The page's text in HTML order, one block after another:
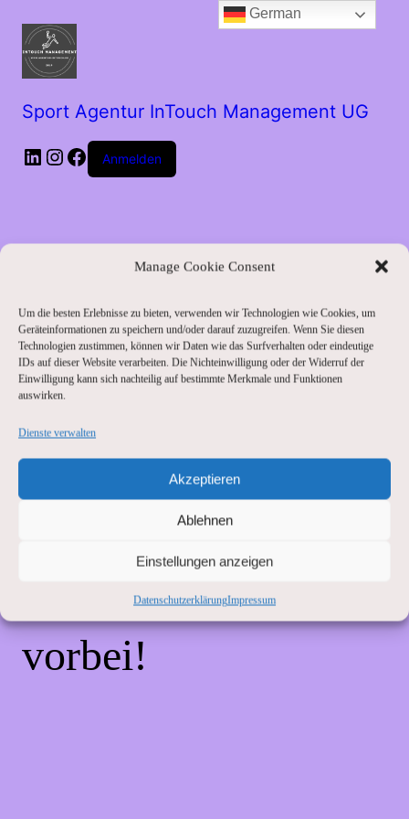
Manage Cookie Consent
Um die besten Erlebnisse zu bieten, verwenden wir Technologien wie Cookies, um
Geräteinformationen zu speichern und/oder darauf zuzugreifen. Wenn Sie diesen
Technologien zustimmen, können wir Daten wie das Surfverhalten oder eindeutige
IDs auf dieser Website verarbeiten. Die Nichteinwilligung oder der Widerruf der
Einwilligung kann sich nachteilig auf bestimmte Merkmale und Funktionen
auswirken.
Dienste verwalten
Akzeptieren
Ablehnen
Einstellungen anzeigen
DatenschutzerklärungImpressum
Sport Agentur InTouch Management UG
LinkedInInstagram
Facebook
Anmelden
Entschuldige bitte
die
Unannehmlichkeiten!
Wir arbeiten an einer
großartigen Sache –
schau bald wieder
vorbei!
German